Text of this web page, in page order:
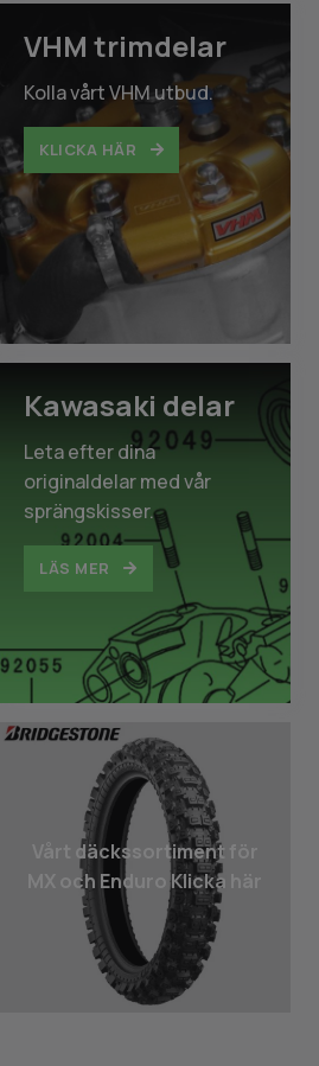
VHM trimdelar
Kolla vårt VHM utbud.
KLICKA HÄR
Kawasaki delar
Leta efter dina
originaldelar med vår
sprängskisser.
LÄS MER
Vårt däcks­sortiment för
MX och Enduro Klicka här